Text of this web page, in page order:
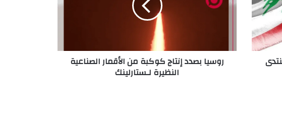
ا
د
روسيا بصدد إنتاج كوكبة من الأقمار الصناعية
النظيرة لـستارلينك